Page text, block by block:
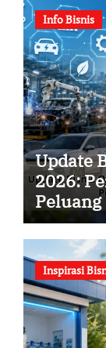
Info Bisnis
Update
2026:
Inspirasi